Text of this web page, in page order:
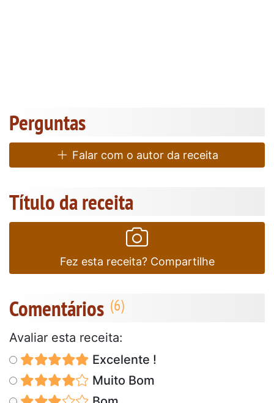
Perguntas
Falar com o autor da receita
Título da receita
Fez esta receita? Compartilhe
Comentários
Avaliar esta receita:
Excelente !
Muito Bom